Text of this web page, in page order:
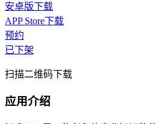
安卓版下载
APP Store下载
预约
已下架
扫描二维码下载
应用介绍